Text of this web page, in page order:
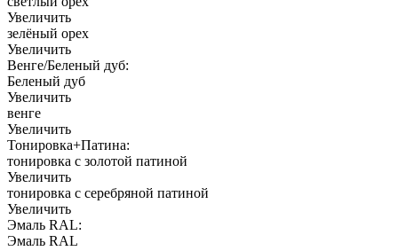
Увеличить
зелёный орех
Увеличить
Венге/Беленый дуб:
Беленый дуб
Увеличить
венге
Увеличить
Тонировка+Патина:
тонировка с золотой патиной
Увеличить
тонировка с серебряной патиной
Увеличить
Эмаль RAL:
Эмаль RAL